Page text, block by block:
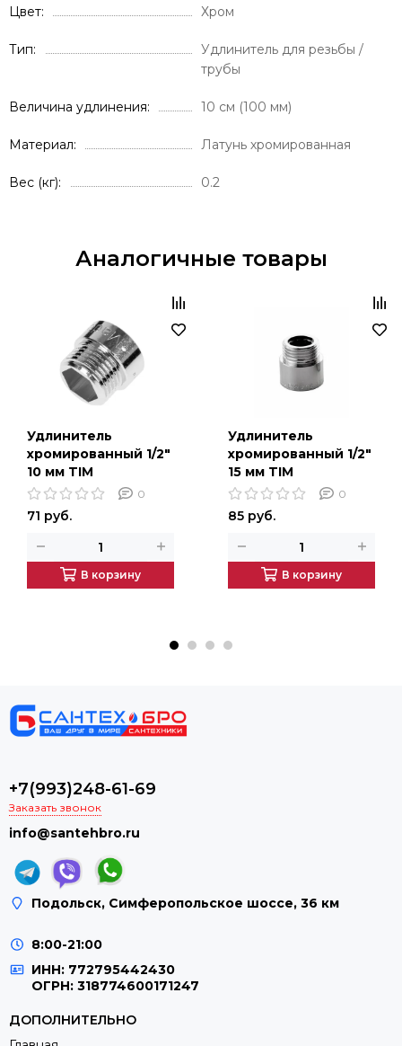
Цвет Хром
Тип
Удлинитель для резьбы /
трубы
Величина удлинения 10 см (100 мм)
Материал Латунь хромированная
Вес (кг) 0.2
Аналогичные товары
Удлинитель
хромированный 1/2"
10 мм TIM
0
71 руб.
В корзину
Удлинитель
хромированный 1/2"
15 мм TIM
0
85 руб.
В корзину
+7(993)248-61-69
Заказать звонок
info@santehbro.ru
Подольск, Симферопольское шоссе, 36 км
8:00-21:00
ИНН: 772795442430
ОГРН: 318774600171247
ДОПОЛНИТЕЛЬНО